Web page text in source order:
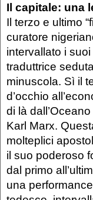
Il capitale: una
Il terzo e ultimo
curatore
intervallato i
traduttrice
minuscola. Sì il
d’occhio
di là
Karl Marx.
molteplici
il suo poderoso
dal primo
una